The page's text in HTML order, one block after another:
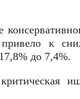
к
до 7,4%.